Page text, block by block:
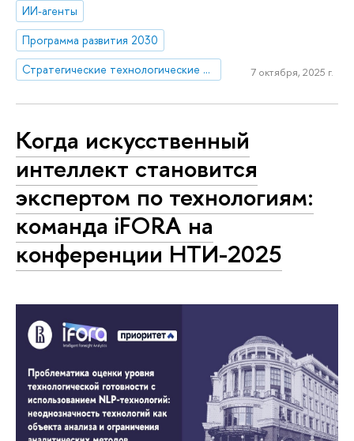
ИИ-агенты
Программа развития 2030
Стратегические технологические проекты
7 октября, 2025 г.
Когда искусственный
интеллект становится
экспертом по технологиям:
команда iFORA на
конференции НТИ-2025